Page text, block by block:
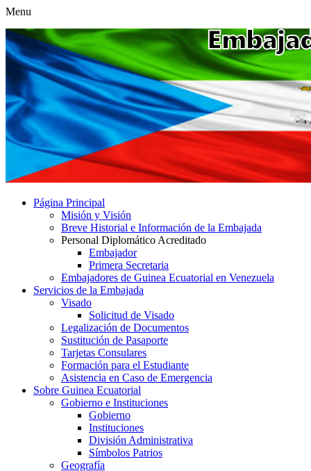
Menu
Página Principal
Misión y Visión
Breve Historial e Información de la Embajada
Personal Diplomático Acreditado
Embajador
Primera Secretaria
Embajadores de Guinea Ecuatorial en Venezuela
Servicios de la Embajada
Visado
Solicitud de Visado
Legalización de Documentos
Sustitución de Pasaporte
Tarjetas Consulares
Formación para el Estudiante
Asistencia en Caso de Emergencia
Sobre Guinea Ecuatorial
Gobierno e Instituciones
Gobierno
Instituciones
División Administrativa
Símbolos Patrios
Geografía